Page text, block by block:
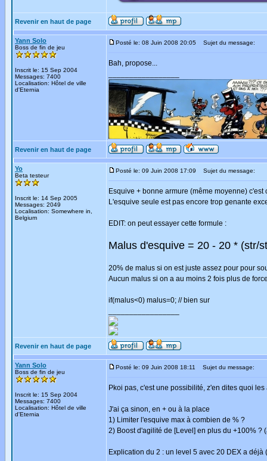
Revenir en haut de page
Yann Solo
Boss de fin de jeu
Inscrit le: 15 Sep 2004
Messages: 7400
Localisation: Hôtel de ville
d'Eternia
Posté le: 08 Juin 2008 20:05 Sujet du message:
Bah, propose...
Revenir en haut de page
Yo
Beta testeur
Inscrit le: 14 Sep 2005
Messages: 2049
Localisation: Somewhere in,
Belgium
Posté le: 09 Juin 2008 17:09 Sujet du message:
Esquive + bonne armure (même moyenne)
L'esquive seule est pas encore trop genante
EDIT: on peut essayer cette formule :
Malus d'esquive = 20 - 20 * (str/
20% de malus si on est juste assez pour pour
Aucun malus si on a au moins 2 fois plus de
if(malus<0) malus=0; // bien sur
Revenir en haut de page
Yann Solo
Boss de fin de jeu
Inscrit le: 15 Sep 2004
Messages: 7400
Localisation: Hôtel de ville
d'Eternia
Posté le: 09 Juin 2008 18:11 Sujet du message:
Pkoi pas, c'est une possibilité, z'en dites quoi les
J'ai ça sinon, en + ou à la place
1) Limiter l'esquive max à combien de % ?
2) Boost d'agilité de [Level] en plus du +100% ?
Explication du 2 : un level 5 avec 20 DEX a